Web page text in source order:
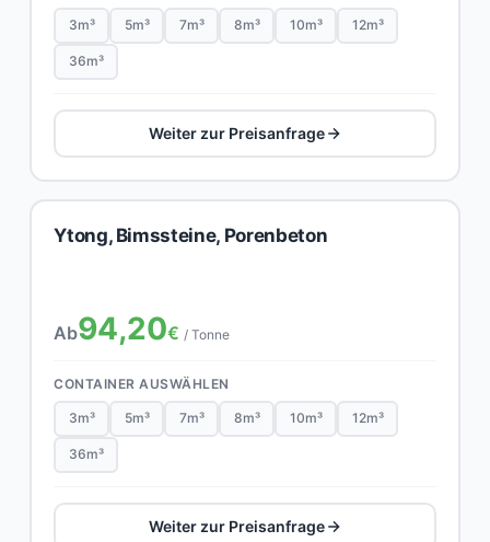
3m³ 5m³ 7m³ 8m³ 10m³ 12m³
36m³
Weiter zur Preisanfrage
Ytong, Bimssteine, Porenbeton
Ab94,20€ / Tonne
CONTAINER AUSWÄHLEN
3m³ 5m³ 7m³ 8m³ 10m³ 12m³
36m³
Weiter zur Preisanfrage